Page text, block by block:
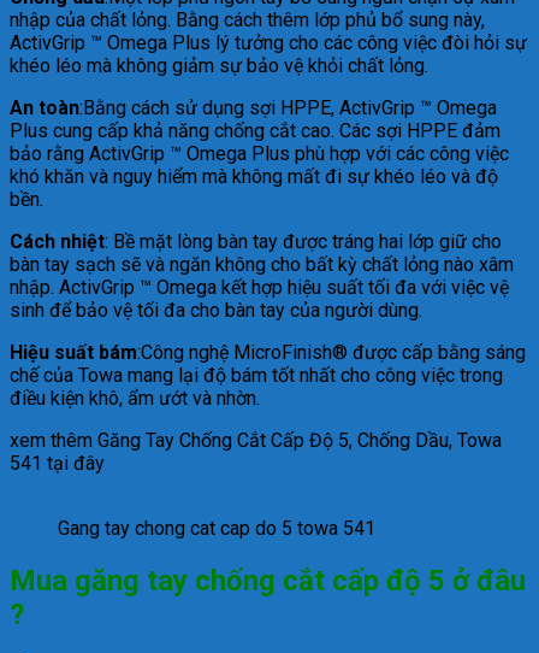
nhập của chất lỏng. Bằng cách thêm lớp phủ bổ sung này,
ActivGrip ™ Omega Plus lý tưởng cho các công việc đòi hỏi sự
khéo léo mà không giảm sự bảo vệ khỏi chất lỏng.
An toàn:Bằng cách sử dụng sợi HPPE, ActivGrip ™ Omega
Plus cung cấp khả năng chống cắt cao. Các sợi HPPE đảm
bảo rằng ActivGrip ™ Omega Plus phù hợp với các công việc
khó khăn và nguy hiểm mà không mất đi sự khéo léo và độ
bền.
Cách nhiệt: Bề mặt lòng bàn tay được tráng hai lớp giữ cho
bàn tay sạch sẽ và ngăn không cho bất kỳ chất lỏng nào xâm
nhập. ActivGrip ™ Omega kết hợp hiệu suất tối đa với việc vệ
sinh để bảo vệ tối đa cho bàn tay của người dùng.
Hiệu suất bám:Công nghệ MicroFinish® được cấp bằng sáng
chế của Towa mang lại độ bám tốt nhất cho công việc trong
điều kiện khô, ẩm ướt và nhờn.
xem thêm Găng Tay Chống Cắt Cấp Độ 5, Chống Dầu, Towa
541 tại đây
Gang tay chong cat cap do 5 towa 541
Mua găng tay chống cắt cấp độ 5 ở đâu
?